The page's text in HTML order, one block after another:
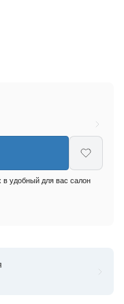
SOHO.RX.BLK 46-
удобный для вас салон